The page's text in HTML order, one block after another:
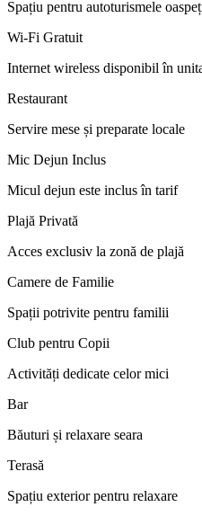
Spațiu pentru autoturismele
Wi-Fi Gratuit
Internet wireless disponibil în
Restaurant
Servire mese și preparate locale
Mic Dejun Inclus
Micul dejun este inclus în tarif
Plajă Privată
Acces exclusiv la zonă de plajă
Camere de Familie
Spații potrivite pentru familii
Club pentru Copii
Activități dedicate celor mici
Bar
Băuturi și relaxare seara
Terasă
Spațiu exterior pentru relaxare